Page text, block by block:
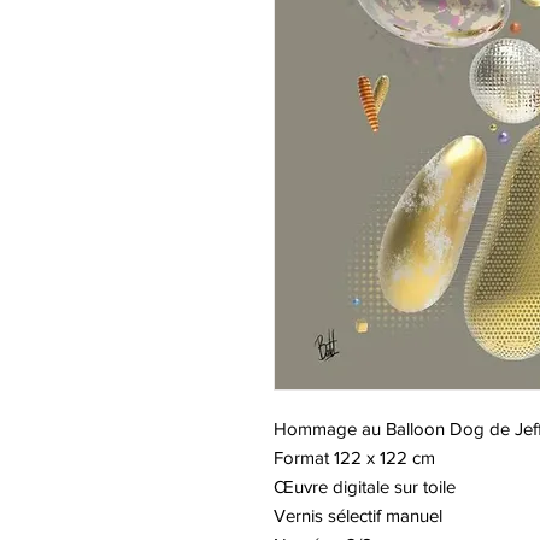
Hommage au Balloon Dog de
Format 122 x 122 cm
Œuvre digitale sur toile
Vernis sélectif manuel